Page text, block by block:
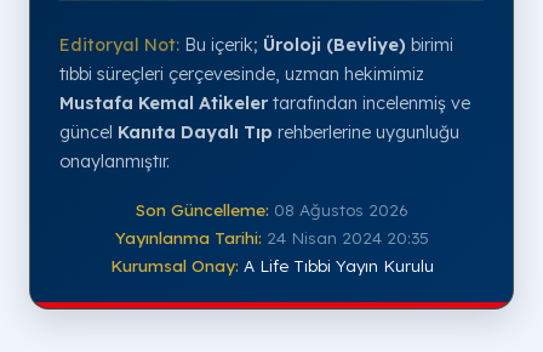
Editoryal Not: Bu içerik; Üroloji (Bevliye) birimi
tıbbi süreçleri çerçevesinde, uzman hekimimiz
Mustafa Kemal Atikeler tarafından incelenmiş ve
güncel Kanıta Dayalı Tıp rehberlerine uygunluğu
onaylanmıştır.
Son Güncelleme: 08 Ağustos 2026
Yayınlanma Tarihi: 24 Nisan 2024 20:35
Kurumsal Onay: A Life Tıbbi Yayın Kurulu